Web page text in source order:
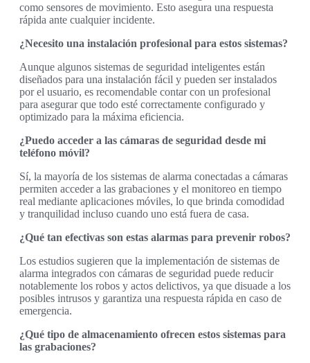
como sensores de movimiento. Esto asegura una respuesta
rápida ante cualquier incidente.
¿Necesito una instalación profesional para estos sistemas?
Aunque algunos sistemas de seguridad inteligentes están
diseñados para una instalación fácil y pueden ser instalados
por el usuario, es recomendable contar con un profesional
para asegurar que todo esté correctamente configurado y
optimizado para la máxima eficiencia.
¿Puedo acceder a las cámaras de seguridad desde mi
teléfono móvil?
Sí, la mayoría de los sistemas de alarma conectadas a cámaras
permiten acceder a las grabaciones y el monitoreo en tiempo
real mediante aplicaciones móviles, lo que brinda comodidad
y tranquilidad incluso cuando uno está fuera de casa.
¿Qué tan efectivas son estas alarmas para prevenir robos?
Los estudios sugieren que la implementación de sistemas de
alarma integrados con cámaras de seguridad puede reducir
notablemente los robos y actos delictivos, ya que disuade a los
posibles intrusos y garantiza una respuesta rápida en caso de
emergencia.
¿Qué tipo de almacenamiento ofrecen estos sistemas para
las grabaciones?